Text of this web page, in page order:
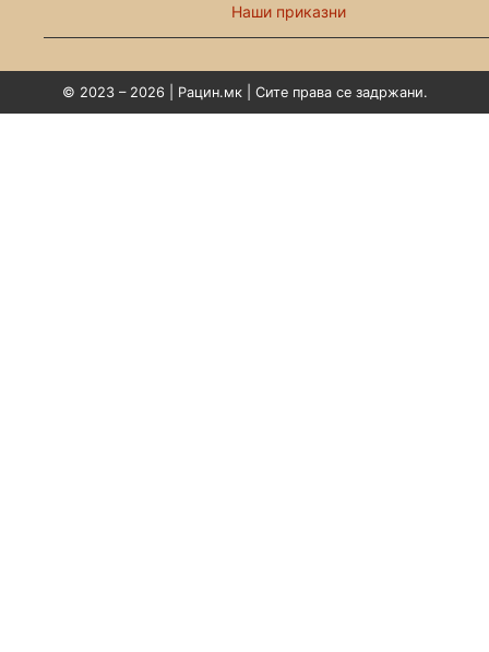
Наши приказни
© 2023 – 2026 | Рацин.мк | Сите права се задржани.